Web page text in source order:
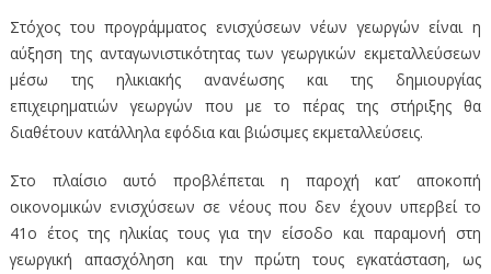
Στόχος του προγράμματος ενισχύσεων νέων γεωργών είναι η
αύξηση της ανταγωνιστικότητας των γεωργικών εκμεταλλεύσεων
μέσω της ηλικιακής ανανέωσης και της δημιουργίας
επιχειρηματιών γεωργών που με το πέρας της στήριξης θα
διαθέτουν κατάλληλα εφόδια και βιώσιμες εκμεταλλεύσεις.
Στο πλαίσιο αυτό προβλέπεται η παροχή κατ’ αποκοπή
οικονομικών ενισχύσεων σε νέους που δεν έχουν υπερβεί το
41ο έτος της ηλικίας τους για την είσοδο και παραμονή στη
γεωργική απασχόληση και την πρώτη τους εγκατάσταση, ως